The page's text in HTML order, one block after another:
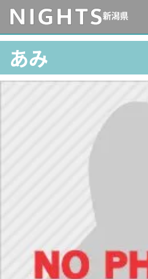
新潟県
あみ